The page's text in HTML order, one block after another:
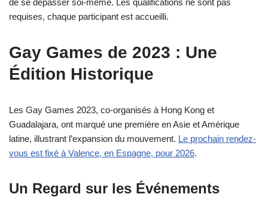
requises, chaque participant est accueilli.
Gay Games de 2023 : Une
Édition Historique
Les Gay Games 2023, co-organisés à Hong Kong et
Guadalajara, ont marqué une première en Asie et Amérique
latine, illustrant l’expansion du mouvement. Le prochain rendez-
vous est fixé à Valence, en Espagne, pour 2026.
Un Regard sur les Événements